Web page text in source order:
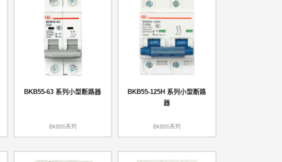
BKB55-63 系列小型断路器
BKB55系列
BKB55-125H 系列小型断路
器
BKB55系列